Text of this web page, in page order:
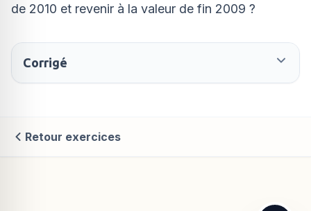
de 2010 et revenir à la valeur de fin 2009 ?
Corrigé
Retour exercices